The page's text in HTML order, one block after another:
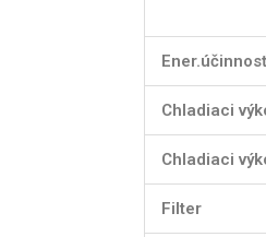
Chladiaci
Chladiaci
Filter